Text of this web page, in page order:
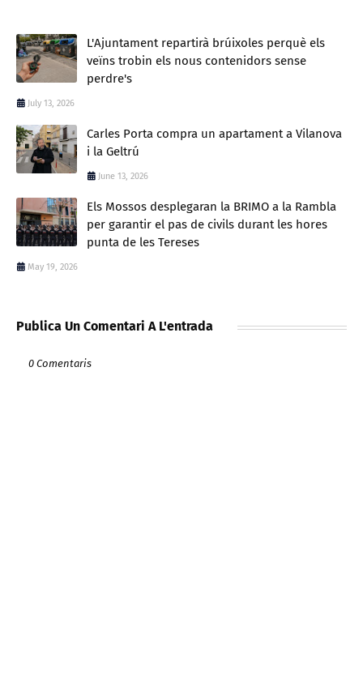
L'Ajuntament repartirà brúixoles perquè els
veïns trobin els nous contenidors sense
perdre's
July 13, 2026
Carles Porta compra un apartament a Vilanova
i la Geltrú
June 13, 2026
Els Mossos desplegaran la BRIMO a la Rambla
per garantir el pas de civils durant les hores
punta de les Tereses
May 19, 2026
Publica Un Comentari A L'entrada
0 Comentaris